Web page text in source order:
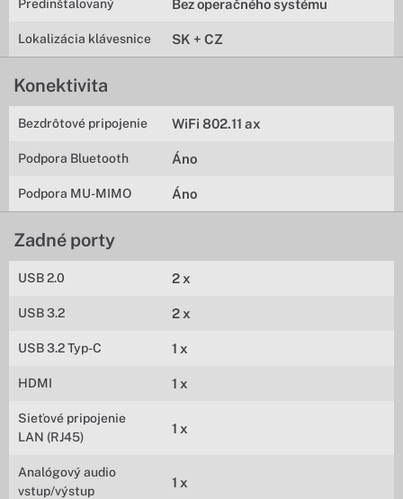
Predinštalovaný Bez operačného systému
Lokalizácia klávesnice SK + CZ
Konektivita
Bezdrôtové pripojenie WiFi 802.11 ax
Podpora Bluetooth Áno
Podpora MU-MIMO Áno
Zadné porty
USB 2.0 2 x
USB 3.2 2 x
USB 3.2 Typ-C 1 x
HDMI 1 x
Sieťové pripojenie
LAN (RJ45)
1 x
Analógový audio
vstup/výstup
1 x